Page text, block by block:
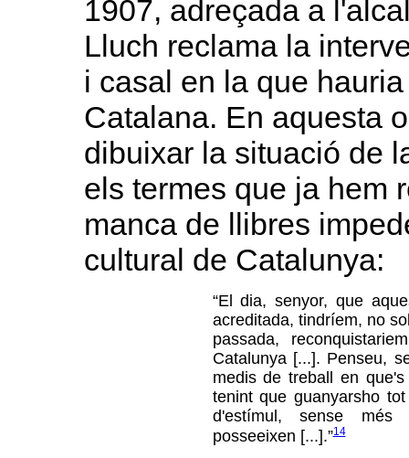
1907, adreçada a
Lluch reclama la
i casal en la que
Catalana. En aquesta
dibuixar la situació de
els termes que ja hem
manca de llibres
cultural de Catalunya:
“El dia, senyor, que
acreditada, tindríem, no
passada,
Catalunya [...]. Penseu,
medis de treball en
tenint que guanyarsho
d'estímul, sense més
posseeixen [...].”14